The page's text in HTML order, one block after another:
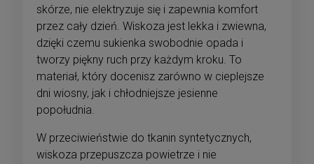
skórze, nie elektryzuje się i zapewnia komfort
przez cały dzień. Wiskoza jest lekka i zwiewna,
dzięki czemu sukienka swobodnie opada i
tworzy piękny ruch przy każdym kroku. To
materiał, który docenisz zarówno w cieplejsze
dni wiosny, jak i chłodniejsze jesienne
popołudnia.
W przeciwieństwie do tkanin syntetycznych,
wiskoza przepuszcza powietrze i nie